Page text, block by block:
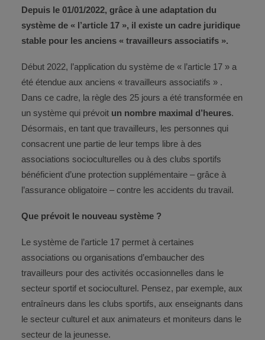
Depuis le 01/01/2022, grâce à une adaptation du
système de « l’article 17 », il existe un cadre juridique
stable pour les anciens « travailleurs associatifs ».
​​​Début 2022, l’application du système de « l’article 17 »​ a
été étendue aux anciens « travailleurs associatifs » .
Dans ce cadre, la règle des 25 jours a été transformée en
un système qui prévoit un nombre maximal d’heures.
Désormais, en tant que travailleurs, les personnes qui
consacrent une partie de leur temps libre à des
associations socioculturelles ou à des clubs sportifs
bénéficient d’une protection supplémentaire – grâce à
l’assurance obligatoire – contre les accidents du travail.
Que prévoit le nouveau système ?
Le système de l’article 17 permet à certaines
associations ou organisations d’embaucher des
travailleurs pour des activités occasionnelles dans le
secteur sportif et socioculturel. Pensez, par exemple, aux
entraîneurs dans les clubs sportifs, aux enseignants dans
le secteur culturel et aux animateurs et moniteurs dans le
secteur de la jeunesse.